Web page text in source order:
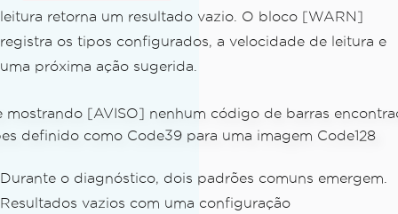
0
// Log the configured options alon
gside the warning so the cause is imme
Console.Error.WriteLine ($ "[WARN] N
o barcodes found in: {filePath}" );
edTypes: {options.ExpectBarcodeType
leitura retorna um resultado vazio. O bloco [WARN]
registra os tipos configurados, a velocidade de leitura e
uma próxima ação sugerida.
Durante o diagnóstico, dois padrões comuns emergem.
Resultados vazios com uma configuração